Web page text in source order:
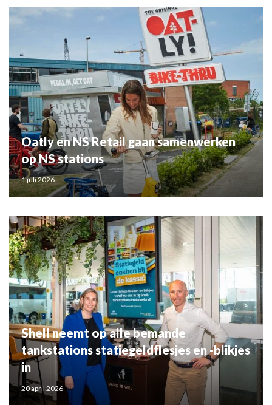
Oatly en NS Retail gaan samenwerken
op NS stations
1 juli 2026
Shell neemt op alle bemande
tankstations statiegeldflesjes en -blikjes
in
20 april 2026